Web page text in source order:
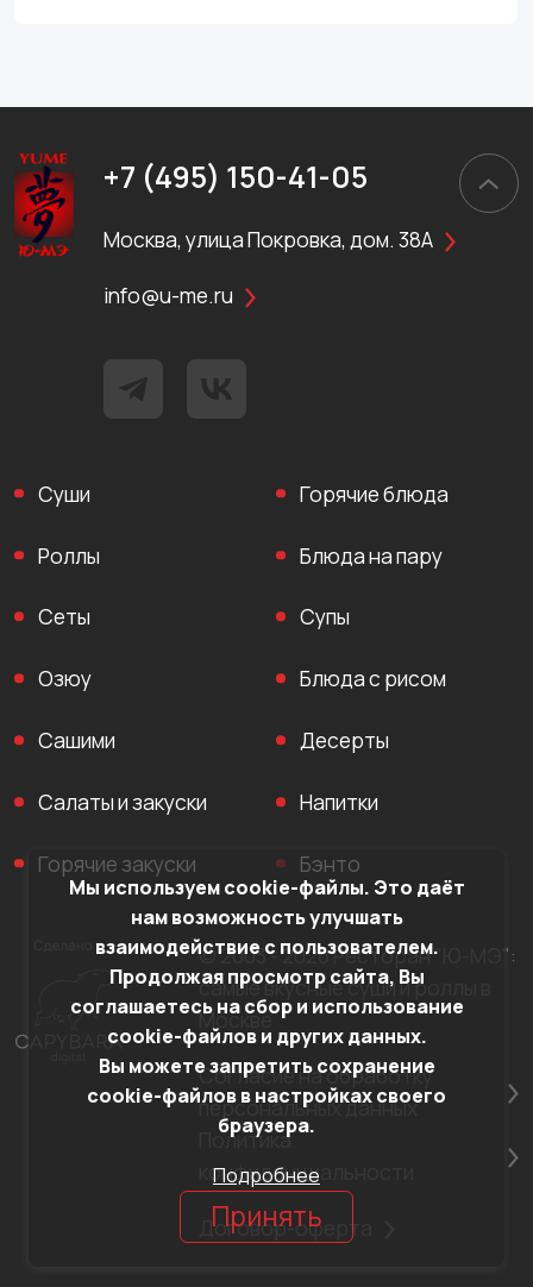
+7 (495) 150-41-05
Москва, улица Покровка, дом. 38А
info@u-me.ru
Суши
Роллы
Сеты
Озюу
Сашими
Салаты и закуски
Горячие закуски
Горячие блюда
Блюда на пару
Супы
Блюда с рисом
Десерты
Напитки
Бэнто
© 2003 - 2026 Ресторан "Ю-МЭ":
самые вкусные суши и роллы в
Москве
Согласие на обработку
персональных данных
Политика
конфиденциальности
Договор-оферта
Мы используем cookie-файлы. Это даёт
нам возможность улучшать
взаимодействие с пользователем.
Продолжая просмотр сайта, Вы
соглашаетесь на сбор и использование
cookie-файлов и других данных.
Вы можете запретить сохранение
cookie-файлов в настройках своего
браузера.
Подробнее
Принять